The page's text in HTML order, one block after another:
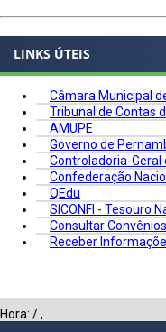
LINKS ÚTEIS
Câmara Municipal
Tribunal de Contas
AMUPE
Governo de
Controladoria-Geral
Confederação
QEdu
SICONFI - Tesouro
Consultar Convênios
Receber
Hora: /,